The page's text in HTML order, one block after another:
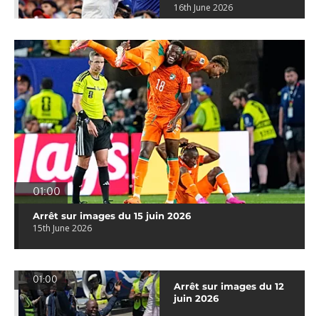
16th June 2026
01:00
Arrêt sur images du 15 juin 2026
15th June 2026
01:00
Arrêt sur images du 12
juin 2026